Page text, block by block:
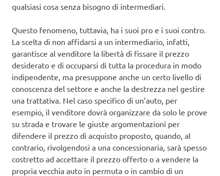
qualsiasi cosa senza bisogno di intermediari.
Questo fenomeno, tuttavia, ha i suoi pro e i suoi contro.
La scelta di non affidarsi a un intermediario, infatti,
garantisce al venditore la libertà di fissare il prezzo
desiderato e di occuparsi di tutta la procedura in modo
indipendente, ma presuppone anche un certo livello di
conoscenza del settore e anche la destrezza nel gestire
una trattativa. Nel caso specifico di un’auto, per
esempio, il venditore dovrà organizzare da solo le prove
su strada e trovare le giuste argomentazioni per
difendere il prezzo di acquisto proposto, quando, al
contrario, rivolgendosi a una concessionaria, sarà spesso
costretto ad accettare il prezzo offerto o a vendere la
propria vecchia auto in permuta o in cambio di un